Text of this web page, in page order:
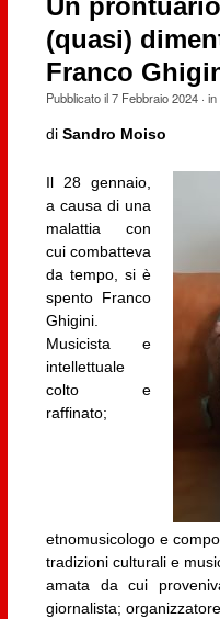
Un
(quasi)
Franco
Pubblicato il7 Febbraio 2024· in
di Sandro Moiso
Il 28 gennaio,
a causa di una
malattia con
cui combatteva
da tempo, si è
spento Franco
Ghigini.
Musicista e
intellettuale
colto e
raffinato;
etnomusicologo e
tradizioni culturali e
amata da cui
giornalista;